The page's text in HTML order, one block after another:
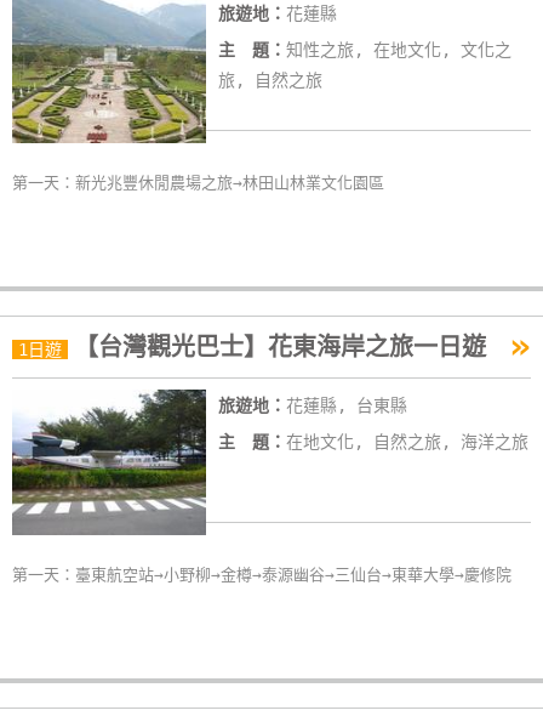
玩
樂
地
顧
客
滿
意
度
訂
旅遊地： 花蓮縣
主 題： 知性之旅, 在地文化, 文化之
旅, 自然之旅
第一天：新光兆豐休閒農場之旅→林田山林業文化園區
1日遊 【台灣觀光巴士】花東海岸之旅一日遊 »
旅遊地： 花蓮縣, 台東縣
主 題： 在地文化, 自然之旅, 海洋之旅
第一天：臺東航空站→小野柳→金樽→泰源幽谷→三仙台→東華大學→慶修院